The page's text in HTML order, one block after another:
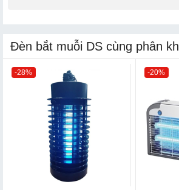
Đèn bắt muỗi DS cùng phân
-28% -20%